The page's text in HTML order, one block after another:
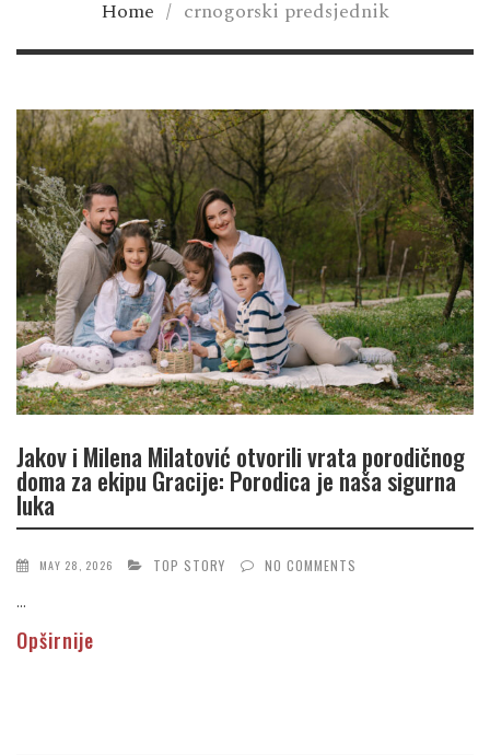
Home / crnogorski predsjednik
Jakov i Milena Milatović otvorili vrata porodičnog
doma za ekipu Gracije: Porodica je naša sigurna
luka
MAY 28, 2026 TOP STORY NO COMMENTS
...
Opširnije